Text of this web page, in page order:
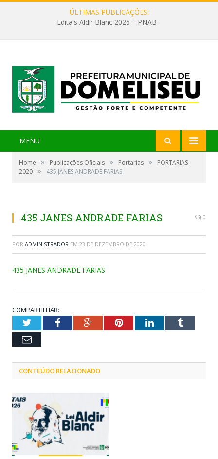
ÚLTIMAS PUBLICAÇÕES:
Editais Aldir Blanc 2026 – PNAB
MENU
Home » Publicações Oficiais » Portarias »
PORTARIAS
2020 » 435 JANES ANDRADE FARIAS
435 JANES ANDRADE FARIAS 0
POR ADMINISTRADOR EM 23 DE DEZEMBRO DE 2020
435 JANES ANDRADE FARIAS
COMPARTILHAR:
TwitterFacebookGoogle+PinterestLinkedInTumblr
Email
CONTEÚDO RELACIONADO